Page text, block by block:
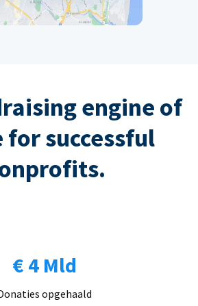
engine of
for successful
€ 4 Mld
opgehaald